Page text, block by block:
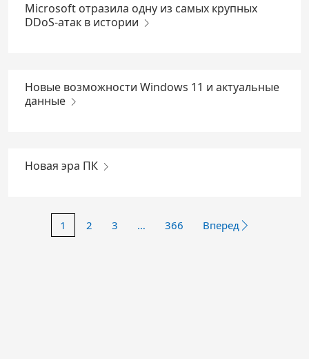
Microsoft отразила одну из самых крупных
DDoS-атак в истории
Новые возможности Windows 11 и актуальные
данные
Новая эра ПК
1 2 3 … 366 Вперед